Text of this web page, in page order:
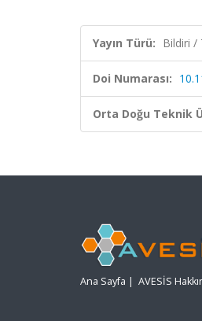
Yayın Türü: Bildiri /
Doi Numarası:
Orta Doğu Teknik
Ana Sayfa | AVESİS